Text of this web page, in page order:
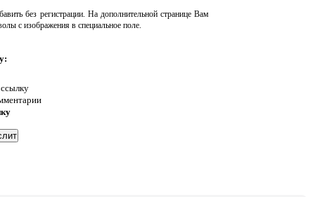
без регистрации. На дополнительной странице Вам
с изображения в специальное поле.